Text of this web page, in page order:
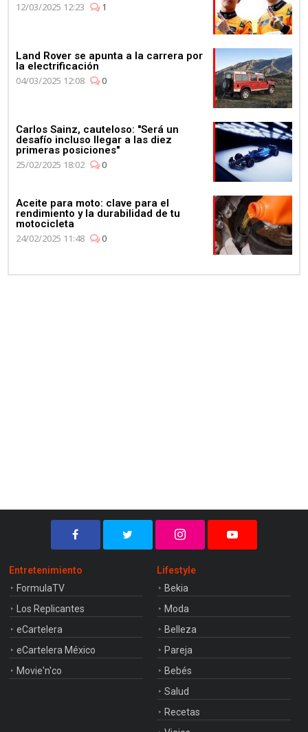
12/03/2025 12:23
1
Land Rover se apunta a la carrera por
la electrificación
04/03/2025 12:08
0
Carlos Sainz, cauteloso: "Será un
desafío incluso llegar a las diez
primeras posiciones"
25/02/2025 18:02
0
Aceite para moto: clave para el
rendimiento y la durabilidad de tu
motocicleta
24/02/2025 11:48
0
Entretenimiento
FormulaTV
Los Replicantes
eCartelera
eCartelera México
Movie'n'co
Lifestyle
Bekia
Moda
Belleza
Pareja
Bebés
Salud
Recetas